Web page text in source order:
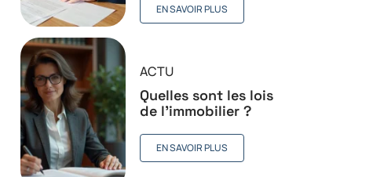
EN SAVOIR PLUS
ACTU
Quelles sont les lois
de l’immobilier ?
EN SAVOIR PLUS